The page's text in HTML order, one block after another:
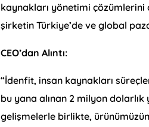
kaynakları yönetimi çözümlerini
şirketin Türkiye’de ve global
CEO’dan Alıntı:
“İdenfit, insan kaynakları
bu yana alınan 2 milyon
gelişmelerle birlikte,